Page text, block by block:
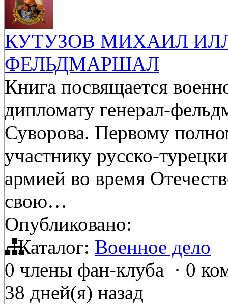
КУТУЗОВ МИХАИЛ
ФЕЛЬДМАРШАЛ
Книга посвящается
дипломату генерал-
Суворова. Первому
участнику русско-
армией во время
свою…
Опубликовано:
Каталог: Военное дело
0 члены фан-клуба · 0
38 дней(я) назад